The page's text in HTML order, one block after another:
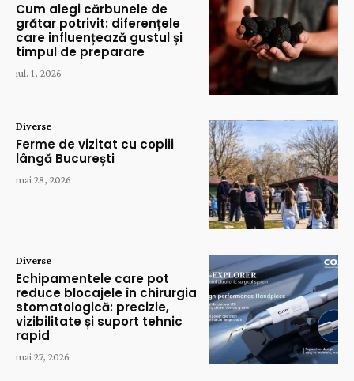
Cum alegi cărbunele de
grătar potrivit: diferențele
care influențează gustul și
timpul de preparare
iul. 1, 2026
Diverse
Ferme de vizitat cu copiii
lângă București
mai 28, 2026
Diverse
Echipamentele care pot
reduce blocajele în chirurgia
stomatologică: precizie,
vizibilitate și suport tehnic
rapid
mai 27, 2026